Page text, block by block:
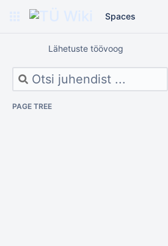
Spaces
Lähetuste töövoog
PAGE TREE